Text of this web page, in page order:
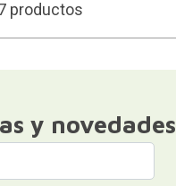
productos
y novedades